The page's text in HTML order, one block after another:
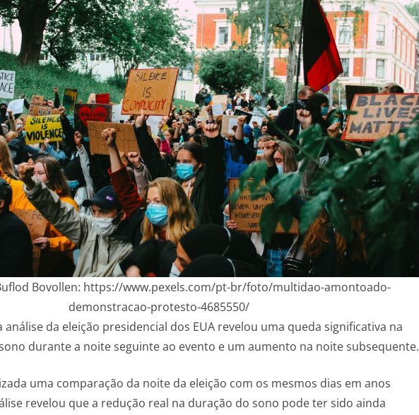
Bovollen: https://www.pexels.com/pt-br/foto/multidao-amontoado-
demonstracao-protesto-4685550/
análise da eleição presidencial dos EUA revelou uma queda significativa na
durante a noite seguinte ao evento e um aumento na noite subsequente.
uma comparação da noite da eleição com os mesmos dias em anos
revelou que a redução real na duração do sono pode ter sido ainda